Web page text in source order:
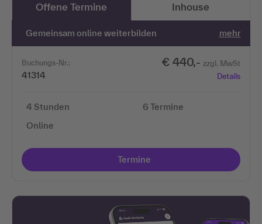
Offene Termine Inhouse
Gemeinsam online weiterbilden mehr
Buchungs-Nr.:
41314
€ 440,- zzgl. MwSt
Details
4 Stunden
Online
6 Termine
Termine